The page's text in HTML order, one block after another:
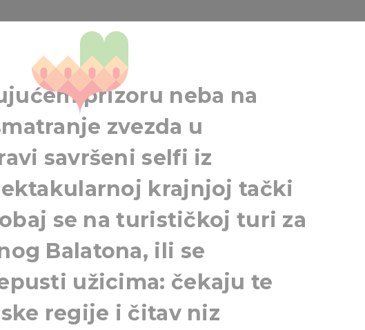
za otkrivače
prizoru neba na
zvezda u
savršeni selfi iz
krajnjoj tački
se na turističkoj turi za
Balatona, ili se
užicima: čekaju te
regije i čitav niz